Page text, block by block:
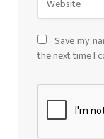
Save my
the next time I